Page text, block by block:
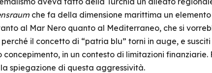
che fa della dimensione marittima un
al Mar Nero quanto al Mediterraneo, che si
il concetto di “patria blu” torni in auge, e
in un contesto di limitazioni finanziarie.
spiegazione di questa aggressività.